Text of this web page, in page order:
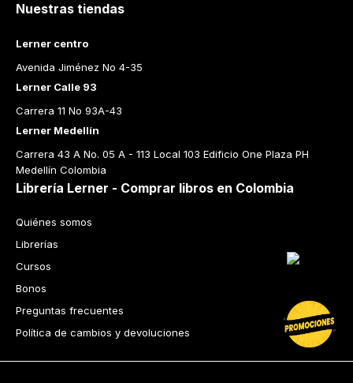
Nuestras tiendas
Lerner centro
Avenida Jiménez No 4-35
Lerner Calle 93
Carrera 11 No 93A-43
Lerner Medellín
Carrera 43 A No. 05 A - 113 Local 103 Edificio One Plaza PH
Medellín Colombia
Librería Lerner - Comprar libros en Colombia
Quiénes somos
Librerías
Cursos
Bonos
Preguntas frecuentes
Política de cambios y devoluciones